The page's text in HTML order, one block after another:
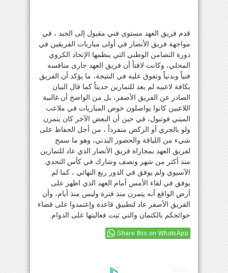
قدم فريق العهد مستوى فني مقبول إلى الجيد ، في
مواجهة فريق الأنصار في أولى مباريات الفريقين في
دورة التضامن الوطني التي ينظمها الإتحاد الكروي
المحلي، وكانت لافتاً أن فريق العهد جارى منافسه
فنياً وبدنياً وتفوق عليه في النتيجة، ما يؤكد أن الفريق
بكافة لاعبيه لم يعد للتمارين حديثاً كما قال البيان
الصادر عن الفريق الأصفر، بل من الواضح أن غالبية
اللاعبين كانوا يواصلون خوض المباريات في ملاعب
الميني فوتبول، في حين أن البعض الآخر كان يتمرن
ولو بالجري أو الركض منفرداً ، من أجل الحفاظ على
شيء من اللياقة والحضور البدني، وهو ما سمح
لفريق العهد بمجاراة فريق الأنصار الذي عاد للتمارين
منذ أكثر من شهر ونصف وشارك في كأس التحدي
الآسيوي ولم يوفق في الدور ربع النهائي ، كما لم
يوفق في لقاء الأمس أمام العهد الذي اظهر على
أرض الواقع أنه يتمرن منذ فترة وليس منذ أيام، وأن
الفريق الأصفر عاد لتطبيق قاعدة وإعتمدوا على قضاء
حوائجكم بالكتمان والتي ثبت فعاليتها على الدوام.
Share this on WhatsApp